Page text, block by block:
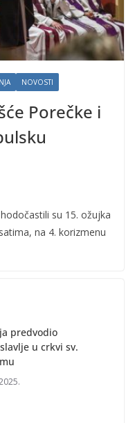
NOVOSTI
Porečke i
su 15. ožujka
na 4. korizmenu
predvodio
u crkvi sv.